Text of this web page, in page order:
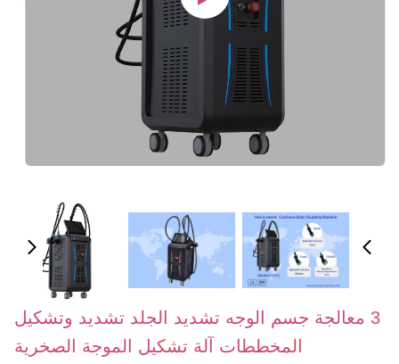
3 معالجة جسم الوجه تشديد الجلد تشديد وتشكيل
المخططات آلة تشكيل الموجة الصخرية